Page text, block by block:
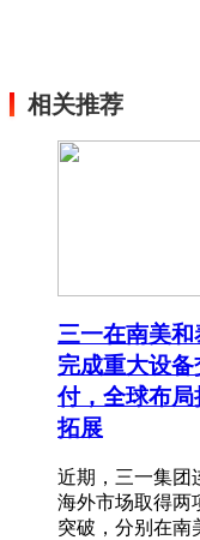
相关推荐
三一在南美和
完成重大设备
付，全球布局
拓展
近期，三一集团
海外市场取得两
突破，分别在南